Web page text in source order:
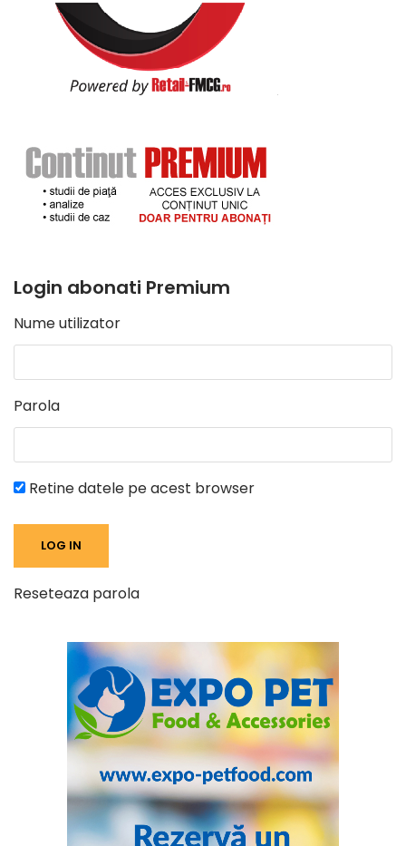
Login abonati Premium
Nume utilizator
Parola
Retine datele pe acest browser
Reseteaza parola